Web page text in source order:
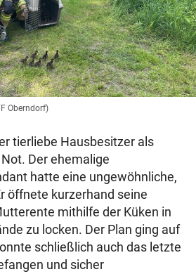
Oberndorf)
tierliebe Hausbesitzer als
Der ehemalige
hatte eine ungewöhnliche,
öffnete kurzerhand seine
mithilfe der Küken in
zu locken. Der Plan ging auf
schließlich auch das letzte
und sicher